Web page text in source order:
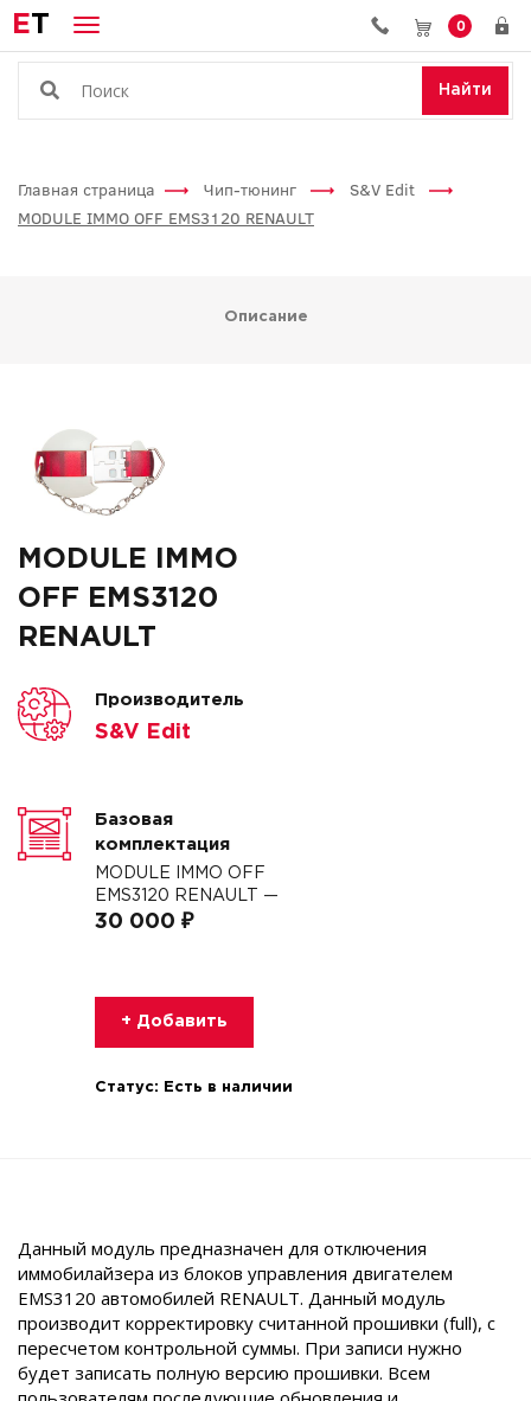
ET 0
Найти
Главная страница Чип-тюнинг
S&V Edit
MODULE IMMO OFF EMS3120 RENAULT
Описание
MODULE IMMO
OFF EMS3120
RENAULT
Производитель
S&V Edit
Базовая
комплектация
MODULE IMMO OFF
EMS3120 RENAULT —
30 000 ₽
+ Добавить
Статус: Есть в наличии
Данный модуль предназначен для отключения
иммобилайзера из блоков управления двигателем
EMS3120 автомобилей RENAULT. Данный модуль
производит корректировку считанной прошивки (full), c
пересчетом контрольной суммы. При записи нужно
будет записать полную версию прошивки. Всем